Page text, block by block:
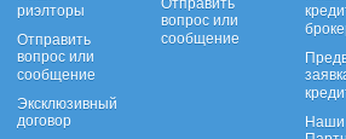
риэлторы
Отправить
вопрос или
сообщение
Эксклюзивный
договор
Отправить
вопрос или
сообщение
Наши